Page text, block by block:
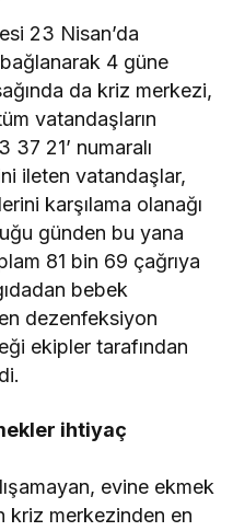
23 Nisan’da
4 güne
da kriz merkezi,
vatandaşların
37 21’ numaralı
ileten vatandaşlar,
karşılama olanağı
günden bu yana
81 bin 69 çağrıya
bebek
dezenfeksiyon
ekipler tarafından
ihtiyaç
evine ekmek
kriz merkezinden en